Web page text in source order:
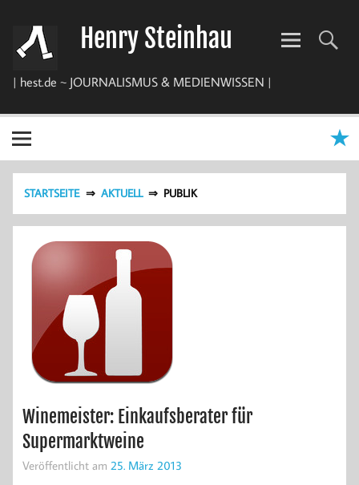
springen
Henry Steinhau
| hest.de ~ JOURNALISMUS & MEDIENWISSEN |
STARTSEITE AKTUELL PUBLIK
Winemeister: Einkaufsberater für
Supermarktweine
Veröffentlicht am 25. März 2013